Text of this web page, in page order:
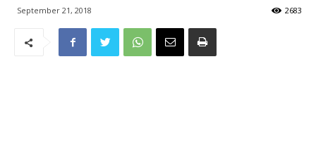
September 21, 2018 2683